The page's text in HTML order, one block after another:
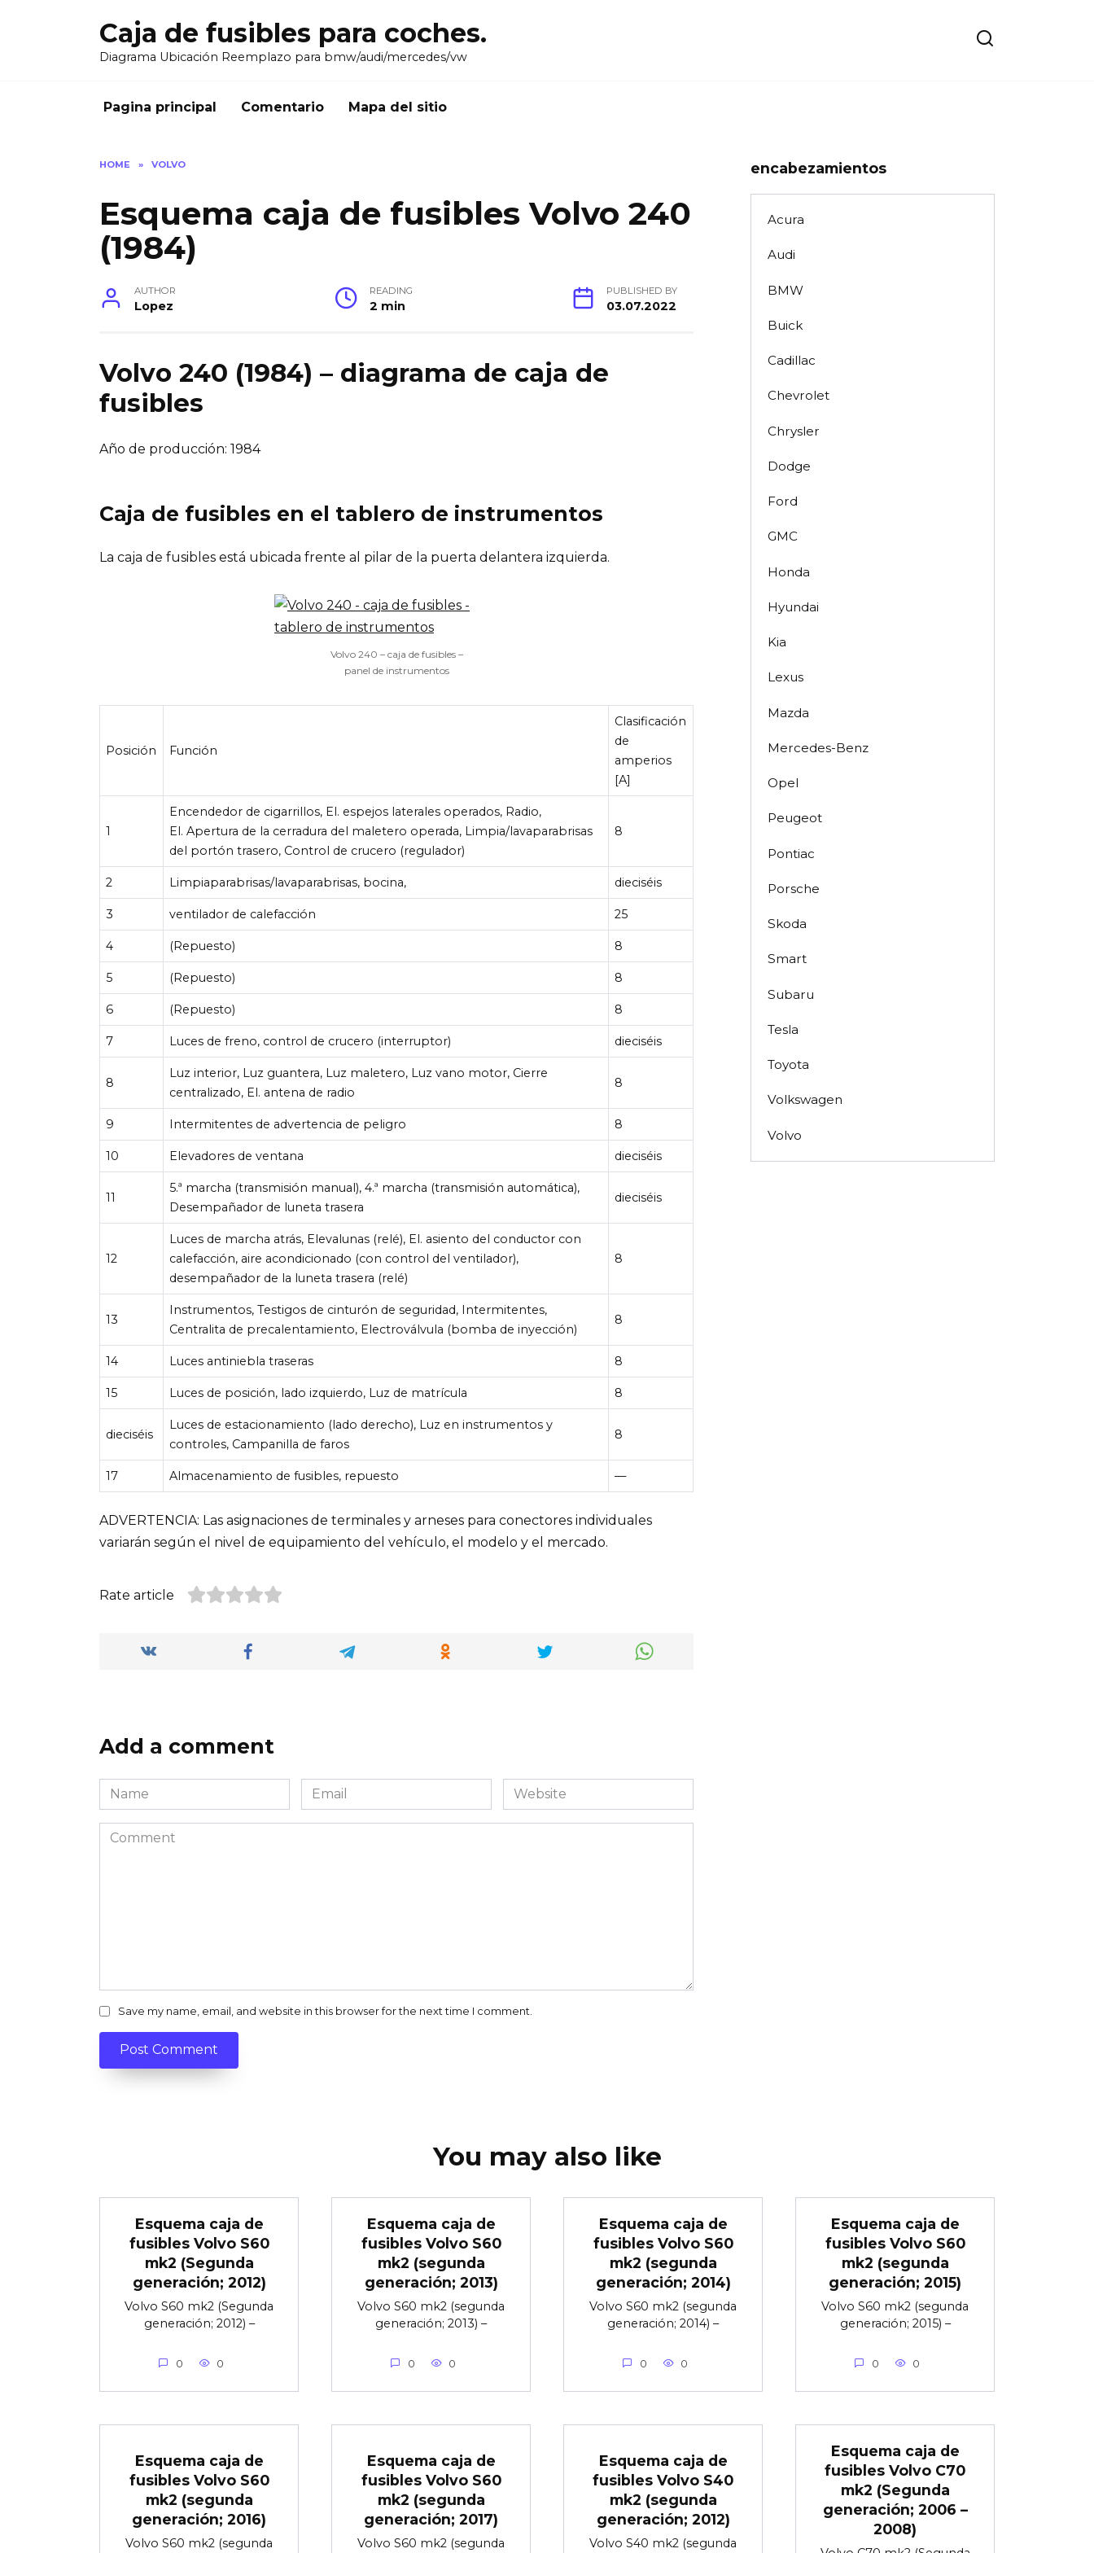
Caja de fusibles para coches.
Diagrama Ubicación Reemplazo para bmw/audi/mercedes/vw
Pagina principal Comentario Mapa del sitio
HOME » VOLVO
Esquema caja de fusibles Volvo 240
(1984)
AUTHOR
Lopez
READING
2 min
PUBLISHED BY
03.07.2022
Volvo 240 (1984) – diagrama de caja de
fusibles
Año de producción: 1984
Caja de fusibles en el tablero de instrumentos
La caja de fusibles está ubicada frente al pilar de la puerta delantera izquierda.
Volvo 240 – caja de fusibles –
panel de instrumentos
Posición Función
Clasificación
de
amperios
[A]
1
Encendedor de cigarrillos, El. espejos laterales operados, Radio,
El. Apertura de la cerradura del maletero operada, Limpia/lavaparabrisas
del portón trasero, Control de crucero (regulador)
8
2 Limpiaparabrisas/lavaparabrisas, bocina, dieciséis
3 ventilador de calefacción 25
4 (Repuesto) 8
5 (Repuesto) 8
6 (Repuesto) 8
7 Luces de freno, control de crucero (interruptor) dieciséis
8
Luz interior, Luz guantera, Luz maletero, Luz vano motor, Cierre
centralizado, El. antena de radio
8
9 Intermitentes de advertencia de peligro 8
10 Elevadores de ventana dieciséis
11
5.ª marcha (transmisión manual), 4.ª marcha (transmisión automática),
Desempañador de luneta trasera
dieciséis
12
Luces de marcha atrás, Elevalunas (relé), El. asiento del conductor con
calefacción, aire acondicionado (con control del ventilador),
desempañador de la luneta trasera (relé)
8
13
Instrumentos, Testigos de cinturón de seguridad, Intermitentes,
Centralita de precalentamiento, Electroválvula (bomba de inyección)
8
14 Luces antiniebla traseras 8
15 Luces de posición, lado izquierdo, Luz de matrícula 8
dieciséis
Luces de estacionamiento (lado derecho), Luz en instrumentos y
controles, Campanilla de faros
8
17 Almacenamiento de fusibles, repuesto —
ADVERTENCIA: Las asignaciones de terminales y arneses para conectores individuales
variarán según el nivel de equipamiento del vehículo, el modelo y el mercado.
Rate article
Add a comment
Name
*
Email
*
Website
Comment
Save my name, email, and website in this browser for the next time I comment.
encabezamientos
Acura
Audi
BMW
Buick
Cadillac
Chevrolet
Chrysler
Dodge
Ford
GMC
Honda
Hyundai
Kia
Lexus
Mazda
Mercedes-Benz
Opel
Peugeot
Pontiac
Porsche
Skoda
Smart
Subaru
Tesla
Toyota
Volkswagen
Volvo
You may also like
Esquema caja de
fusibles Volvo S60
mk2 (Segunda
generación; 2012)
Volvo S60 mk2 (Segunda
generación; 2012) –
0 0
Esquema caja de
fusibles Volvo S60
mk2 (segunda
generación; 2013)
Volvo S60 mk2 (segunda
generación; 2013) –
0 0
Esquema caja de
fusibles Volvo S60
mk2 (segunda
generación; 2014)
Volvo S60 mk2 (segunda
generación; 2014) –
0 0
Esquema caja de
fusibles Volvo S60
mk2 (segunda
generación; 2015)
Volvo S60 mk2 (segunda
generación; 2015) –
0 0
Esquema caja de
fusibles Volvo S60
mk2 (segunda
generación; 2016)
Volvo S60 mk2 (segunda
Esquema caja de
fusibles Volvo S60
mk2 (segunda
generación; 2017)
Volvo S60 mk2 (segunda
Esquema caja de
fusibles Volvo S40
mk2 (segunda
generación; 2012)
Volvo S40 mk2 (segunda
Esquema caja de
fusibles Volvo C70
mk2 (Segunda
generación; 2006 –
2008)